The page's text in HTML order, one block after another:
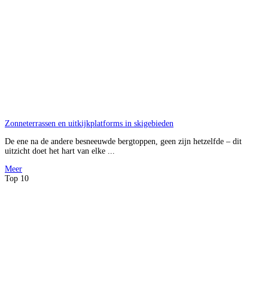
Zonneterrassen en uitkijkplatforms in skigebieden
De ene na de andere besneeuwde bergtoppen, geen zijn hetzelfde – dit
uitzicht doet het hart van elke ...
Meer
Top 10